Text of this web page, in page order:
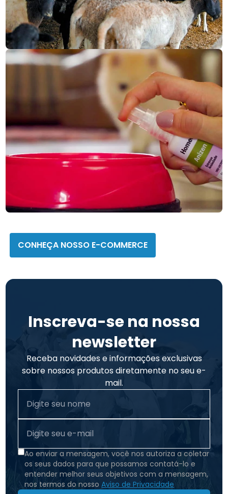
CMR saúde
CONHEÇA NOSSO E-COMMERCE
CONHEÇA NOSSO E-COMMERCE
Inscreva-se na nossa
newsletter
Receba novidades e informações exclusivas
sobre nossos produtos diretamente no seu e-
mail.
Ao enviar a mensagem, você nos autoriza a coletar
os seus dados para que possamos contatá-lo e
entender melhor seus objetivos com a mensagem,
nos termos do nossoAviso de Privacidade